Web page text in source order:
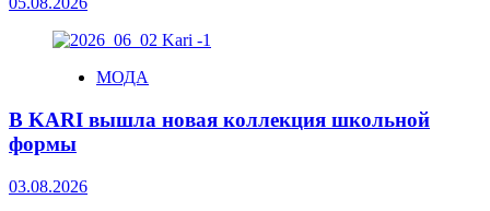
МОДА
В KARI вышла новая коллекция школьной
формы
03.08.2026